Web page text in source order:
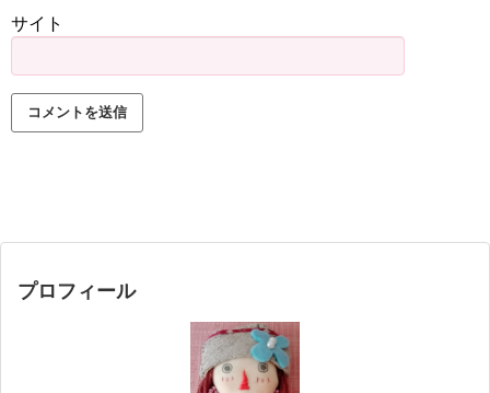
サイト
プロフィール